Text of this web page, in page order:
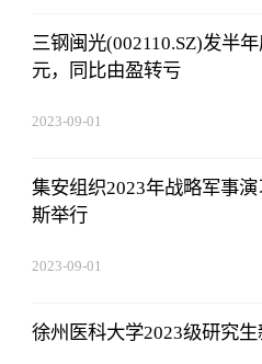
三钢闽光(002110.SZ)发半
元，同比由盈转亏
2023-09-01
集安组织2023年战略军事
斯举行
2023-09-01
徐州医科大学2023级研究